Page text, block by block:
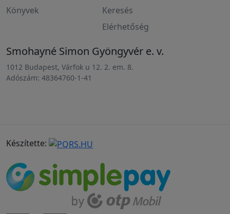
Könyvek
Keresés
Elérhetőség
Smohayné Simon Gyöngyvér e. v.
1012 Budapest, Várfok u 12. 2. em. 8.
Adószám: 48364760-1-41
Készítette: